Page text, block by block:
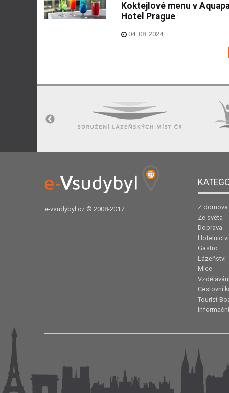
Koktejlové menu v
Hotel Prague
04. 08. 2024
e-vsudybyl.cz © 2008-2017
Z domova
Ze světa
Doprava
Hotelnictví
Gastro
Lázeňství
Mice
Cestovní
Tourist